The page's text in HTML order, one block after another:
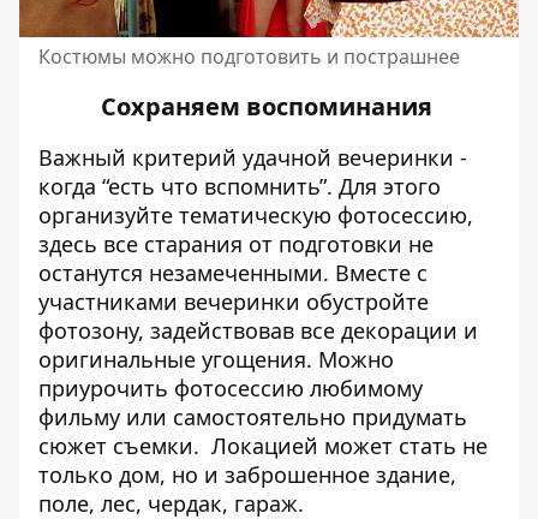
Костюмы можно подготовить и пострашнее
Сохраняем воспоминания
Важный критерий удачной вечеринки -
когда “есть что вспомнить”. Для этого
организуйте тематическую фотосессию,
здесь все старания от подготовки не
останутся незамеченными. Вместе с
участниками вечеринки обустройте
фотозону, задействовав все декорации и
оригинальные угощения. Можно
приурочить фотосессию любимому
фильму или самостоятельно придумать
сюжет съемки. Локацией может стать не
только дом, но и заброшенное здание,
поле, лес, чердак, гараж.